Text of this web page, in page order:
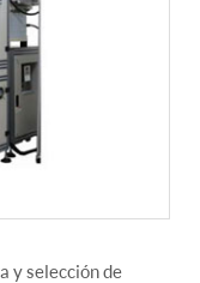
y selección de